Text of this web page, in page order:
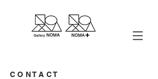
C O N T A C T